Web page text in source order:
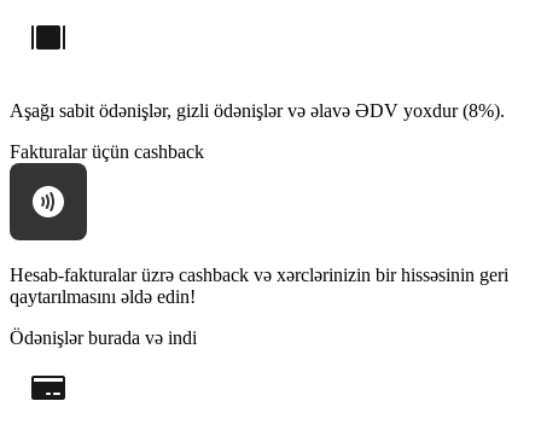
Aşağı sabit ödənişlər, gizli ödənişlər və əlavə ƏDV yoxdur (8%).
Fakturalar üçün cashback
Hesab-fakturalar üzrə cashback və xərclərinizin bir hissəsinin geri
qaytarılmasını əldə edin!
Ödənişlər burada və indi